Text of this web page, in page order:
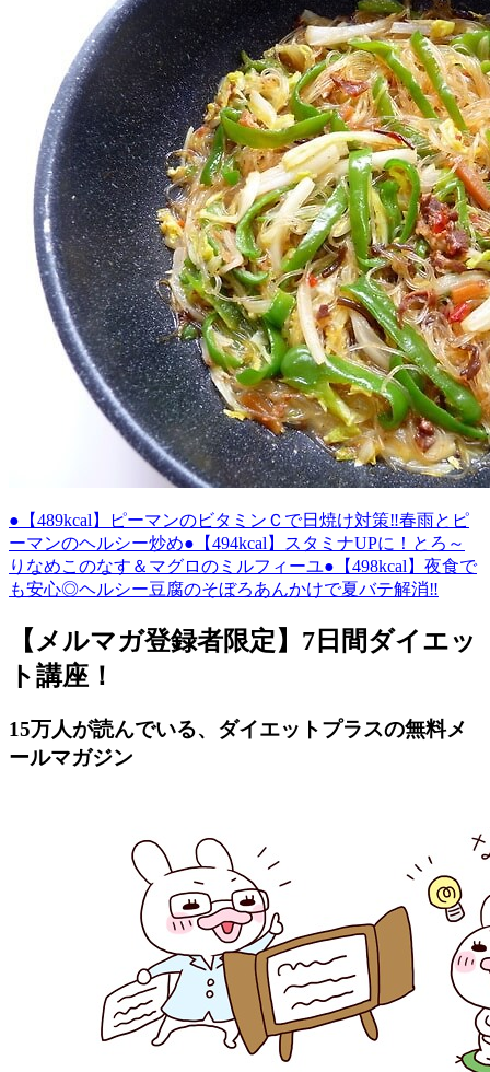
●【489kcal】ピーマンのビタミンＣで日焼け対策‼春雨とピ
ーマンのヘルシー炒め●【494kcal】スタミナUPに！とろ～
りなめこのなす＆マグロのミルフィーユ●【498kcal】夜食で
も安心◎ヘルシー豆腐のそぼろあんかけで夏バテ解消‼
【メルマガ登録者限定】7日間ダイエッ
ト講座！
15万人が読んでいる、ダイエットプラスの無料メ
ールマガジン